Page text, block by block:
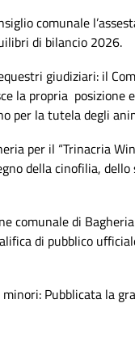
comunale
di bilancio 2026.
giudiziari: il
la propria posizione
per la tutela degli
per il “Trinacria
della cinofilia, dello
comunale di
di pubblico
Pubblicata la